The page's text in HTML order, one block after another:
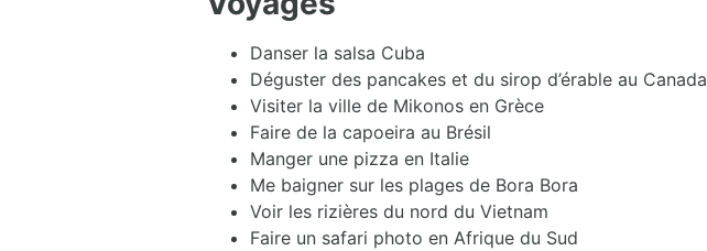
Danser la salsa Cuba
Déguster des pancakes et du sirop d’érable au Canada
Visiter la ville de Mikonos en Grèce
Faire de la capoeira au Brésil
Manger une pizza en Italie
Me baigner sur les plages de Bora Bora
Voir les rizières du nord du Vietnam
Faire un safari photo en Afrique du Sud